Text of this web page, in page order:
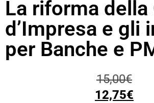
La riforma della
d’Impresa e gli
per Banche e
15,00€
12,75€